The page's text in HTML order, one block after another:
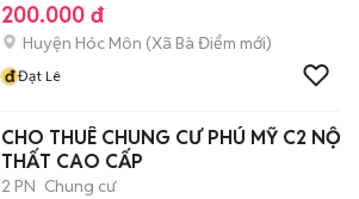
200.000 đ
Huyện Hóc Môn (Xã Bà Điểm mới)
đĐạt Lê
CHO THUÊ CHUNG CƯ PHÚ MỸ C2 NỘI
THẤT CAO CẤP
2 PN Chung cư